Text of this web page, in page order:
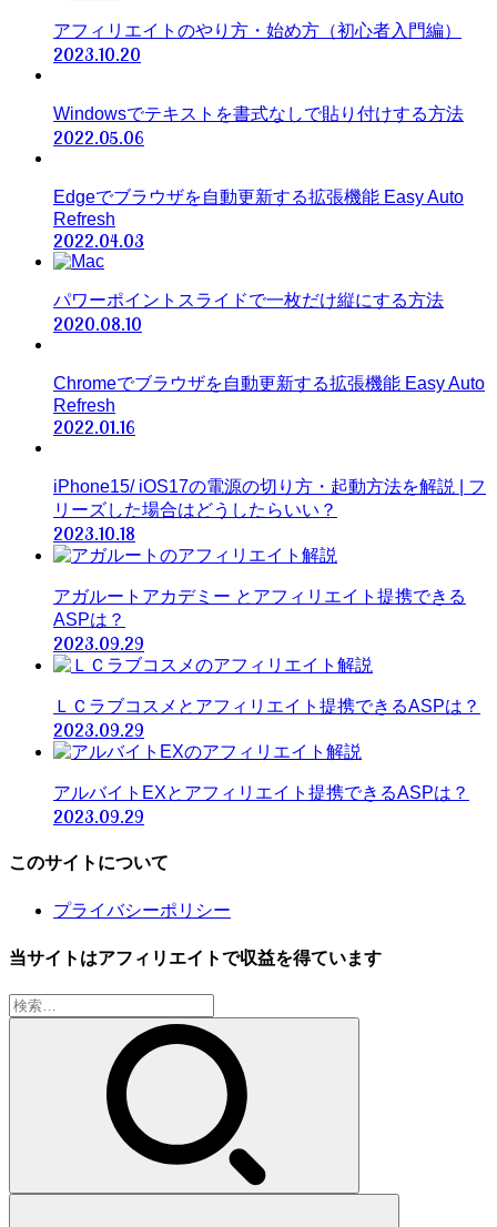
アフィリエイトのやり方・始め方（初心者入門編）
2023.10.20
Windowsでテキストを書式なしで貼り付けする方法
2022.05.06
Edgeでブラウザを自動更新する拡張機能 Easy Auto
Refresh
2022.04.03
パワーポイントスライドで一枚だけ縦にする方法
2020.08.10
Chromeでブラウザを自動更新する拡張機能 Easy Auto
Refresh
2022.01.16
iPhone15/ iOS17の電源の切り方・起動方法を解説 | フ
リーズした場合はどうしたらいい？
2023.10.18
アガルートアカデミー とアフィリエイト提携できる
ASPは？
2023.09.29
ＬＣラブコスメとアフィリエイト提携できるASPは？
2023.09.29
アルバイトEXとアフィリエイト提携できるASPは？
2023.09.29
このサイトについて
プライバシーポリシー
当サイトはアフィリエイトで収益を得ています
検
索: